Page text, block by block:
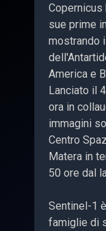
Copernicus
sue prime
mostrando
America e
Lanciato il
ora in
immagini
Centro
Matera in
50 ore dal
Sentinel-1
famiglie di